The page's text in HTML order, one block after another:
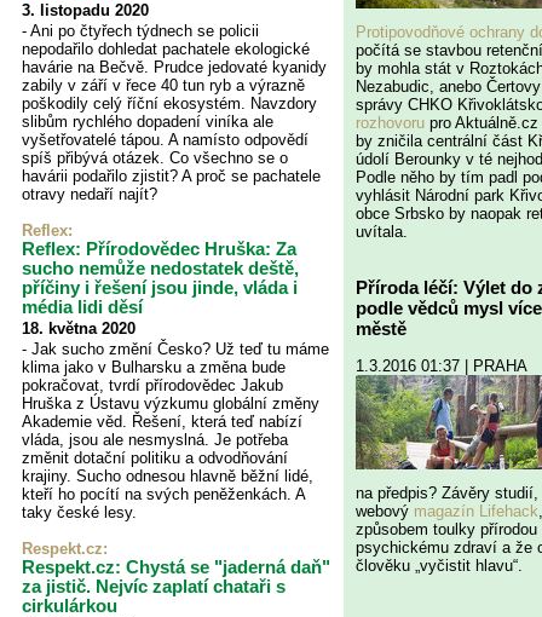
3. listopadu 2020
- Ani po čtyřech týdnech se policii
nepodařilo dohledat pachatele ekologické
havárie na Bečvě. Prudce jedovaté kyanidy
zabily v září v řece 40 tun ryb a výrazně
poškodily celý říční ekosystém. Navzdory
slibům rychlého dopadení viníka ale
vyšetřovatelé tápou. A namísto odpovědí
spíš přibývá otázek. Co všechno se o
havárii podařilo zjistit? A proč se pachatele
otravy nedaří najít?
Reflex:
Reflex: Přírodovědec Hruška: Za
sucho nemůže nedostatek deště,
příčiny i řešení jsou jinde, vláda i
média lidi děsí
18. května 2020
- Jak sucho změní Česko? Už teď tu máme
klima jako v Bulharsku a změna bude
pokračovat, tvrdí přírodovědec Jakub
Hruška z Ústavu výzkumu globální změny
Akademie věd. Řešení, která teď nabízí
vláda, jsou ale nesmyslná. Je potřeba
změnit dotační politiku a odvodňování
krajiny. Sucho odnesou hlavně běžní lidé,
kteří ho pocítí na svých peněženkách. A
taky české lesy.
Respekt.cz:
Respekt.cz: Chystá se "jaderná daň"
za jistič. Nejvíc zaplatí chataři s
cirkulárkou
Protipovodňové ochrany
počítá se stavbou
by mohla stát v
Nezabudic, anebo
správy CHKO
rozhovoru pro
by zničila centrální část
údolí Berounky v té
Podle něho by tím padl
vyhlásit Národní park
obce Srbsko by naopak
uvítala.
Příroda léčí: Výlet do
podle vědců mysl
městě
1.3.2016 01:37 | PRAHA
na předpis? Závěry
webový magazín Lifehack
způsobem toulky
psychickému zdraví a že
člověku „vyčistit hlavu“.